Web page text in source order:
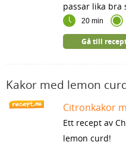
passar lika bra
20 min
Gå till
Kakor med lemon
Citronkakor
Ett recept av
lemon curd!